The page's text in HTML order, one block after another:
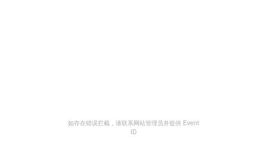
如存在错误拦截，请联系网站管理员并提供 Event
ID